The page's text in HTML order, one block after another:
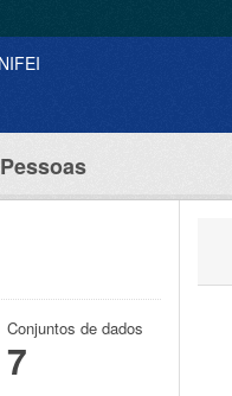
Pessoas
Conjuntos de dados
7